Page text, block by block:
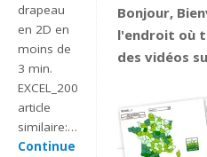
drapeau
en 2D en
moins de
3 min.
article
similaire:…
Continue
Bonjour,
l'endroit où
des vidéos